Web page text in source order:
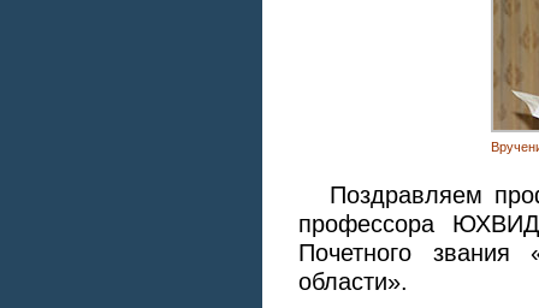
Поздравляем
профессора
Почетного звания
области».